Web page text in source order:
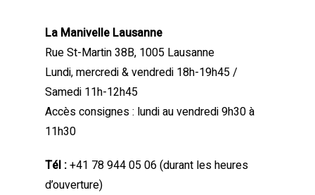
La Manivelle Lausanne
Rue St-Martin 38B, 1005 Lausanne
Lundi, mercredi & vendredi 18h-19h45 /
Samedi 11h-12h45
Accès consignes : lundi au vendredi 9h30 à
11h30
Tél :+41 78 944 05 06(durant les heures
d’ouverture)